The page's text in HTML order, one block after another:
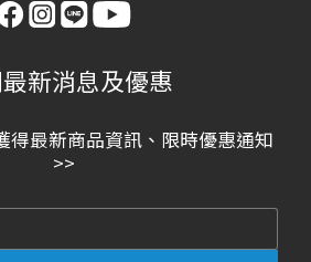
新消息及優惠
得最新商品資訊、限時優惠通知
>>